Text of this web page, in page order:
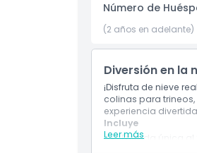
Número de
(2 años en adelante)
Diversión en la
¡Disfruta de nieve
colinas para
experiencia
Leer más
Incluye
Entrada única al